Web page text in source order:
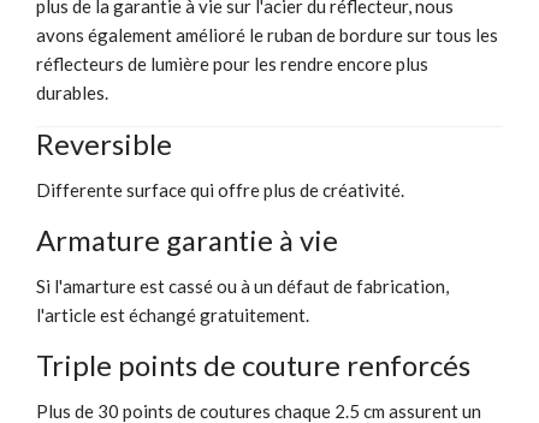
plus de la garantie à vie sur l'acier du réflecteur, nous
avons également amélioré le ruban de bordure sur tous les
réflecteurs de lumière pour les rendre encore plus
durables.
Reversible
Differente surface qui offre plus de créativité.
Armature garantie à vie
Si l'amarture est cassé ou à un défaut de fabrication,
l'article est échangé gratuitement.
Triple points de couture renforcés
Plus de 30 points de coutures chaque 2.5 cm assurent un